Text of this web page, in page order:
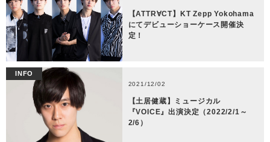
【ATTR∀CT】KT Zepp Yokohama
にてデビューショーケース開催決
定！
INFO
2021/12/02
【土居健蔵】ミュージカル
『VOICE』出演決定（2022/2/1～
2/6）